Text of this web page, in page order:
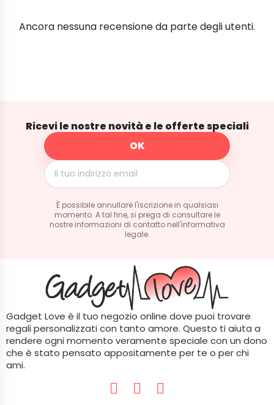
Ancora nessuna recensione da parte degli utenti.
Ricevi le nostre novità e le offerte speciali
È possibile annullare l'iscrizione in qualsiasi
momento. A tal fine, si prega di consultare le
nostre informazioni di contatto nell'informativa
legale.
Gadget Love è il tuo negozio online dove puoi trovare
regali personalizzati con tanto amore. Questo ti aiuta a
rendere ogni momento veramente speciale con un dono
che è stato pensato appositamente per te o per chi
ami.